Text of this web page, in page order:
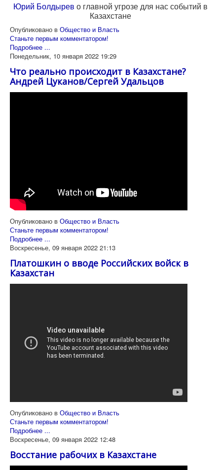
Юрий Болдырев о главной угрозе для нас событий в
Казахстане
Опубликовано в Общество и Власть
Станьте первым комментатором!
Подробнее ...
Понедельник, 10 января 2022 19:29
Что реально происходит в Казахстане?
Андрей Цуканов/Сергей Удальцов
Опубликовано в Общество и Власть
Станьте первым комментатором!
Подробнее ...
Воскресенье, 09 января 2022 21:13
Платошкин о вводе Российских войск в
Казахстан
Опубликовано в Общество и Власть
Станьте первым комментатором!
Подробнее ...
Воскресенье, 09 января 2022 12:48
Восстание рабочих в Казахстане